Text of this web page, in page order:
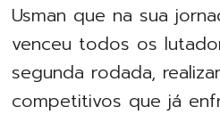
Usman que na sua
venceu todos os
segunda rodada,
competitivos que já